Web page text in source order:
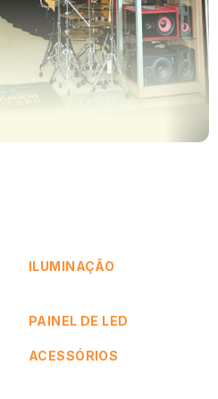
ILUMINAÇÃO
PAINEL DE LED
ACESSÓRIOS